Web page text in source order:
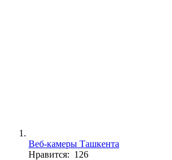
Веб-камеры Ташкента
Нравится: 126